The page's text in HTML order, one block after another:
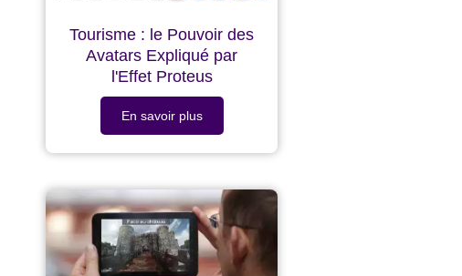
Tourisme : le Pouvoir des
Avatars Expliqué par
l'Effet Proteus
En savoir plus